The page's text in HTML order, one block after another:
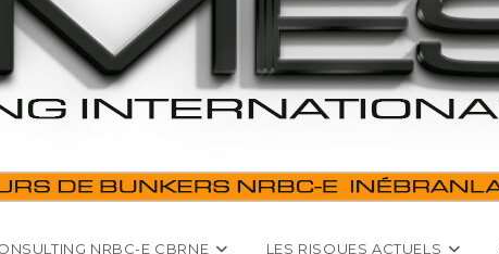
NRBC-E CBRNE LES RISQUES ACTUELS